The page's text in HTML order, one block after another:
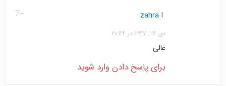
-7 zahra l
دی ۲۶, ۱۳۹۷ در ۲۰:۴۴
عالی
برای پاسخ دادن وارد شوید